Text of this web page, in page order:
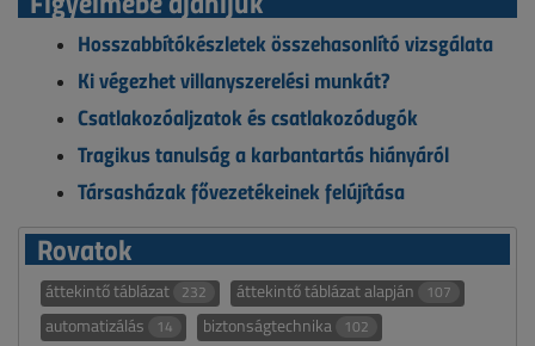
Hosszabbítókészletek összehasonlító vizsgálata
Ki végezhet villanyszerelési munkát?
Csatlakozóaljzatok és csatlakozódugók
Tragikus tanulság a karbantartás hiányáról
Társasházak fővezetékeinek felújítása
Rovatok
áttekintő táblázat 232 áttekintő táblázat alapján 107
automatizálás 14 biztonságtechnika 102